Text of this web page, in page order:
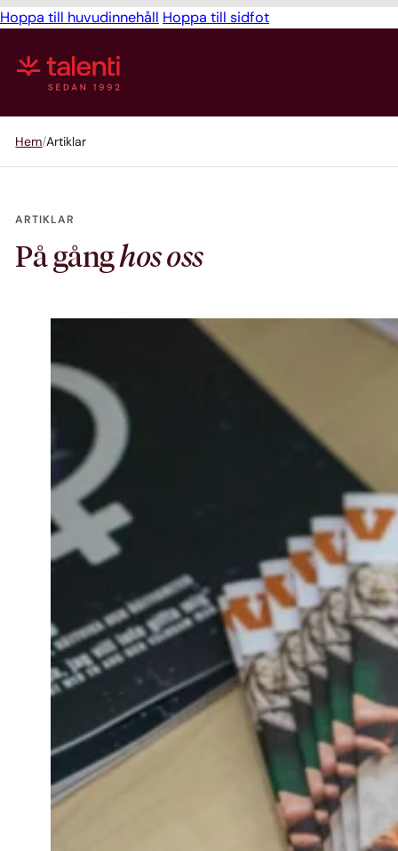
Hoppa till huvudinnehåll Hoppa till sidfot
Hem Artiklar
ARTIKLAR
På gånghos oss